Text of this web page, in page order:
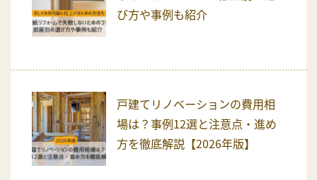
び方や事例も紹介
戸建てリノベーションの費用相
場は？事例12選と注意点・進め
方を徹底解説【2026年版】